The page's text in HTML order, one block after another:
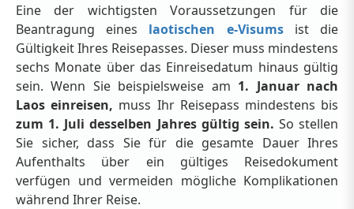
Eine der wichtigsten Voraussetzungen für die
Beantragung eines laotischen e-Visumsist die
Gültigkeit Ihres Reisepasses. Dieser muss mindestens
sechs Monate über das Einreisedatum hinaus gültig
sein. Wenn Sie beispielsweise am 1. Januar nach
Laos einreisen, muss Ihr Reisepass mindestens bis
zum 1. Juli desselben Jahres gültig sein. So stellen
Sie sicher, dass Sie für die gesamte Dauer Ihres
Aufenthalts über ein gültiges Reisedokument
verfügen und vermeiden mögliche Komplikationen
während Ihrer Reise.